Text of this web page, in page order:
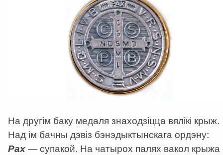
На другім баку медаля знаходзіцца вялікі крыж.
Над ім бачны дэвіз бэнэдыктынскага ордэну:
Pax — супакой. На чатырох палях вакол крыжа